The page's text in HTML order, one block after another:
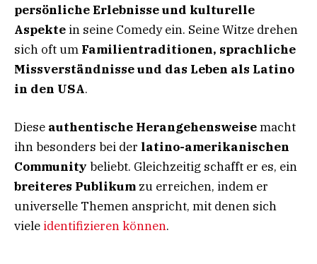
persönliche Erlebnisse und kulturelle
Aspekte in seine Comedy ein. Seine Witze drehen
sich oft um Familientraditionen, sprachliche
Missverständnisse und das Leben als Latino
in den USA.
Diese authentische Herangehensweisemacht
ihn besonders bei der latino-amerikanischen
Community beliebt. Gleichzeitig schafft er es, ein
breiteres Publikum zu erreichen, indem er
universelle Themen anspricht, mit denen sich
viele identifizieren können.